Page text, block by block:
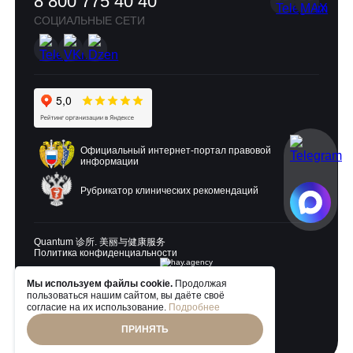
ОСТАВИТЬ ЗАЯВКУ
Коммуникабельность, ответственность, позитивный
настрой
Условия:
Официальное оформление в соответствии с ТК РФ
График работы обсуждается
Высокий уровень дохода
Корпоративные скидки в любом филиале Quantum
Корпоративная программа в фитнес-клубе World class
Молодой, дружный коллектив
года
Внимательность, пунктуальность, педантичность
Условия:
Официальное оформление в соответствии с ТК РФ
График работы 2/2 с 10:00 до 22:00
Корпоративные скидки в любом филиале Quantum
clinic
Корпоративная программа в фитнес-клубе World class
Молодой, дружный коллектив
ОСТАВИТЬ ЗАЯВКУ
СОЦИАЛЬНЫЕ СЕТИ
Официальный интернет-портал правовой
информации
Рубрикатор клинических рекомендаций
Политика конфиденциальности
Разработка и продвижение:
Quantum 诊所. 美丽与健康服务
Мы используем файлы cookie. Продолжая
пользоваться нашим сайтом, вы даёте своё
согласие на их использование. Подробнее
ПРИНЯТЬ